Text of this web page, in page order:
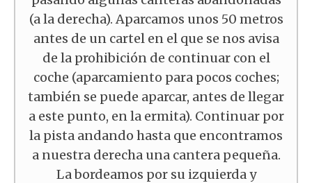
(a la derecha). Aparcamos unos 50 metros
antes de un cartel en el que se nos avisa
de la prohibición de continuar con el
coche (aparcamiento para pocos coches;
también se puede aparcar, antes de llegar
a este punto, en la ermita). Continuar por
la pista andando hasta que encontramos
a nuestra derecha una cantera pequeña.
La bordeamos por su izquierda y